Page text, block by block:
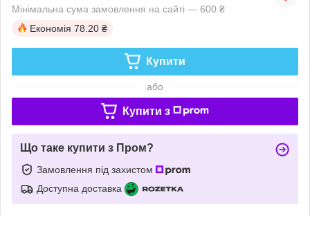
Мінімальна сума замовлення на сайті — 600 ₴
Економія 78.20 ₴
Купити
або
Купити з
Що таке купити з Пром?
Замовлення під захистом
Доступна доставка